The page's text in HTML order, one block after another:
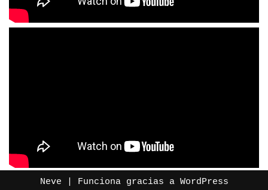
Neve | Funciona gracias a WordPress